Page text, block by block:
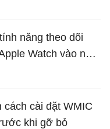
năng theo dõi
Watch vào năm
cách cài đặt WMIC
khi gỡ bỏ